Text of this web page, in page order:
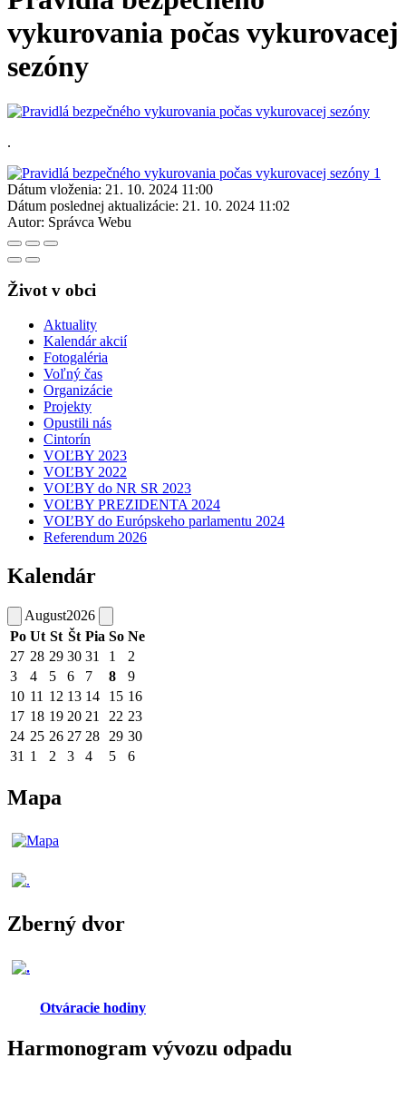
vykurovania počas vykurovacej
sezóny
.
Dátum vloženia: 21. 10. 2024 11:00
Dátum poslednej aktualizácie: 21. 10. 2024 11:02
Autor: Správca Webu
Život v obci
Aktuality
Kalendár akcií
Fotogaléria
Voľný čas
Organizácie
Projekty
Opustili nás
Cintorín
VOĽBY 2023
VOĽBY 2022
VOĽBY do NR SR 2023
VOĽBY PREZIDENTA 2024
VOĽBY do Európskeho parlamentu 2024
Referendum 2026
Kalendár
August2026
Po Ut St Št Pia So Ne
27 28 29 30 31 1
2
3
4 5 6 7 8
9
10 11 12 13 14 15 16
17 18 19 20 21 22 23
24 25 26 27 28 29 30
31 1 2 3 4 5 6
Mapa
Zberný dvor
Otváracie hodiny
Harmonogram vývozu odpadu